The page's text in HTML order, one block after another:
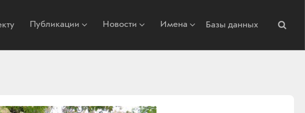
Публикации Новости Имена Базы данных